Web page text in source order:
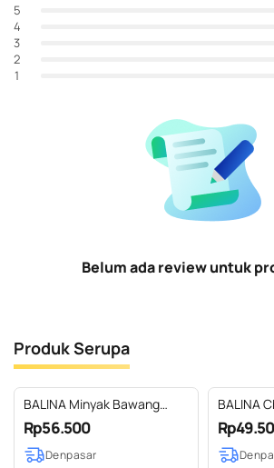
5
4
3
2
1
Belum ada review untuk
Produk Serupa
BALINA Minyak Bawang
500ml Halal Kemasan
Stoples Plastik
Rp56.500
Denpasar
BALINA
Halal